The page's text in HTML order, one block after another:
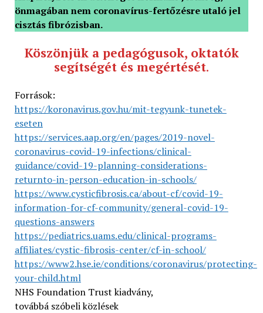
önmagában nem coronavírus-fertőzésre utaló jel
cisztás fibrózisban.
Köszönjük a pedagógusok, oktatók
segítségét és megértését.
Források:
https://koronavirus.gov.hu/mit-tegyunk-tunetek-
eseten
https://services.aap.org/en/pages/2019-novel-
coronavirus-covid-19-infections/clinical-
guidance/covid-19-planning-considerations-
returnto-in-person-education-in-schools/
https://www.cysticfibrosis.ca/about-cf/covid-19-
information-for-cf-community/general-covid-19-
questions-answers
https://pediatrics.uams.edu/clinical-programs-
affiliates/cystic-fibrosis-center/cf-in-school/
https://www2.hse.ie/conditions/coronavirus/protecting-
your-child.html
NHS Foundation Trust kiadvány,
továbbá szóbeli közlések